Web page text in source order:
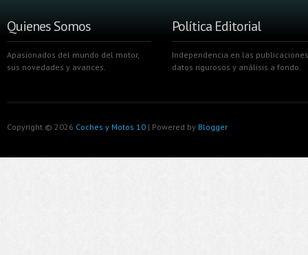
Quienes Somos
Apasionados del mundo del motor,
sus novedades y avances.
Política Editorial
Independencia en las
datos rigurosos y análisis a fondo.
Copyright © 2026 Coches y Motos 10 | Powered by Blogger